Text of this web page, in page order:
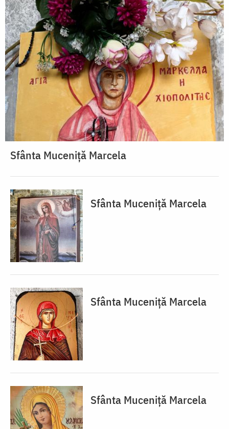
Sfânta Muceniță Marcela
Sfânta Muceniță Marcela
Sfânta Muceniță Marcela
Sfânta Muceniță Marcela